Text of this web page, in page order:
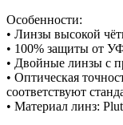
Особенности:
• Линзы высокой
• 100% защиты от
• Двойные линзы с
• Оптическая
соответствуют
• Материал линз: